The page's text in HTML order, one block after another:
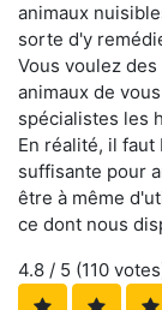
animaux
sorte d'y
Vous voulez
animaux de
spécialistes les
En réalité, il
suffisante pour
être à même
ce dont nous
4.8 / 5 (110